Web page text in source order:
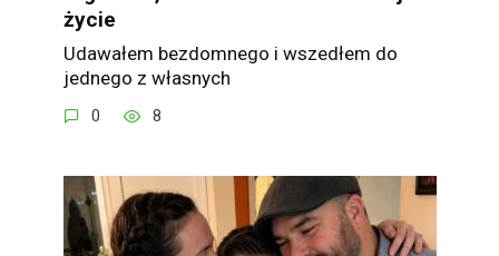
życie
Udawałem bezdomnego i wszedłem do
jednego z własnych
0 8